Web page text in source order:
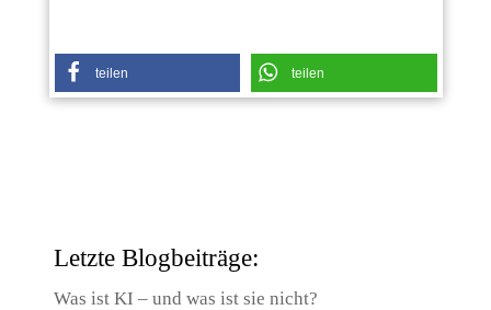
teilen teilen
Letzte Blogbeiträge:
Was ist KI – und was ist sie nicht?